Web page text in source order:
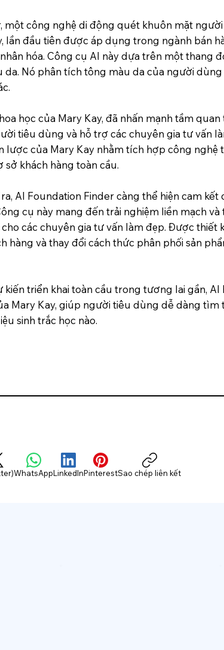
một công nghệ di động quét khuôn mặt
lần đầu tiên được áp dụng trong ngành bán
hóa. Công cụ AI này dựa trên một thang
Nó phân tích tông màu da của người
học của Mary Kay, đã nhấn mạnh tầm
tiêu dùng và hỗ trợ các chuyên gia tư vấn
lược của Mary Kay nhằm tích hợp công nghệ
khách hàng toàn cầu.
AI Foundation Finder càng thể hiện cam kết
cụ này mang đến trải nghiệm liền mạch
các chuyên gia tư vấn làm đẹp. Được thiết
hàng và thay đổi cách thức phân phối sản
triển khai toàn cầu trong tương lai gần,
Mary Kay, giúp người tiêu dùng dễ dàng tìm
sinh trắc học nào.
WhatsAppLinkedInPinterestSao chép liên kết